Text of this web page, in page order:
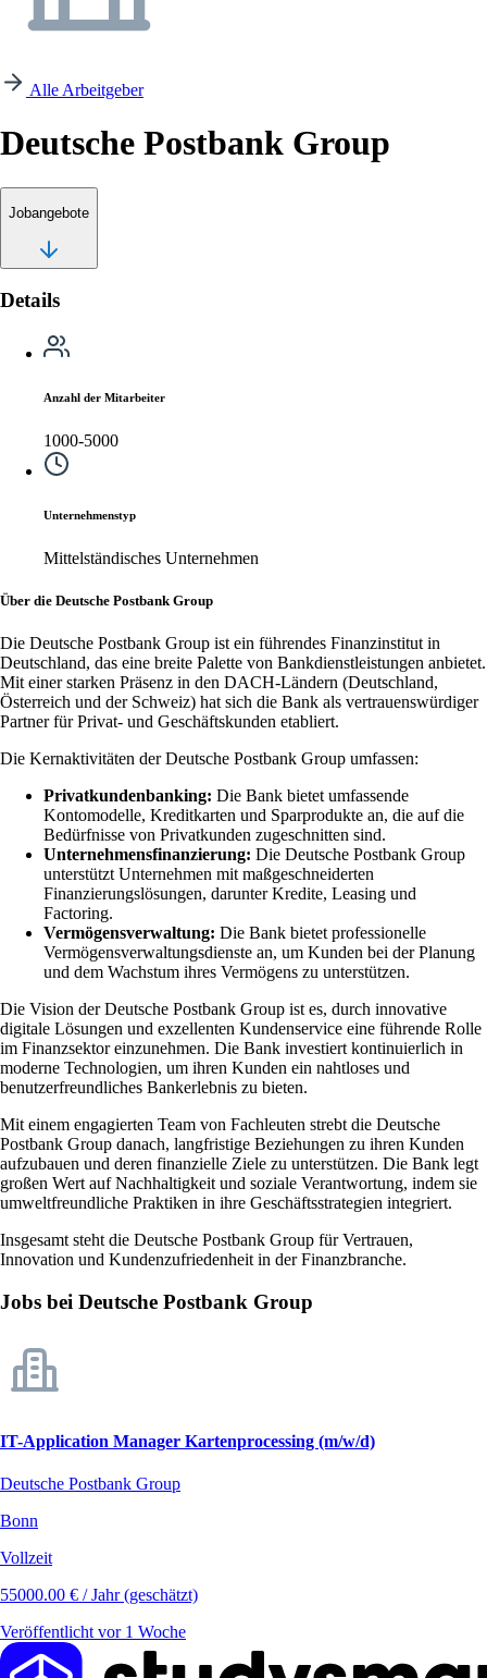
Alle Arbeitgeber
Deutsche Postbank Group
Jobangebote
Details
Anzahl der Mitarbeiter
1000-5000
Unternehmenstyp
Mittelständisches Unternehmen
Über die Deutsche Postbank Group
Die Deutsche Postbank Group ist ein führendes Finanzinstitut in
Deutschland, das eine breite Palette von Bankdienstleistungen anbietet.
Mit einer starken Präsenz in den DACH-Ländern (Deutschland,
Österreich und der Schweiz) hat sich die Bank als vertrauenswürdiger
Partner für Privat- und Geschäftskunden etabliert.
Die Kernaktivitäten der Deutsche Postbank Group umfassen:
Privatkundenbanking: Die Bank bietet umfassende
Kontomodelle, Kreditkarten und Sparprodukte an, die auf die
Bedürfnisse von Privatkunden zugeschnitten sind.
Unternehmensfinanzierung: Die Deutsche Postbank Group
unterstützt Unternehmen mit maßgeschneiderten
Finanzierungslösungen, darunter Kredite, Leasing und
Factoring.
Vermögensverwaltung: Die Bank bietet professionelle
Vermögensverwaltungsdienste an, um Kunden bei der Planung
und dem Wachstum ihres Vermögens zu unterstützen.
Die Vision der Deutsche Postbank Group ist es, durch innovative
digitale Lösungen und exzellenten Kundenservice eine führende Rolle
im Finanzsektor einzunehmen. Die Bank investiert kontinuierlich in
moderne Technologien, um ihren Kunden ein nahtloses und
benutzerfreundliches Bankerlebnis zu bieten.
Mit einem engagierten Team von Fachleuten strebt die Deutsche
Postbank Group danach, langfristige Beziehungen zu ihren Kunden
aufzubauen und deren finanzielle Ziele zu unterstützen. Die Bank legt
großen Wert auf Nachhaltigkeit und soziale Verantwortung, indem sie
umweltfreundliche Praktiken in ihre Geschäftsstrategien integriert.
Insgesamt steht die Deutsche Postbank Group für Vertrauen,
Innovation und Kundenzufriedenheit in der Finanzbranche.
Jobs bei Deutsche Postbank Group
IT-Application Manager Kartenprocessing (m/w/d)
Deutsche Postbank Group
Bonn
Vollzeit
55000.00 € / Jahr (geschätzt)
Veröffentlicht vor 1 Woche